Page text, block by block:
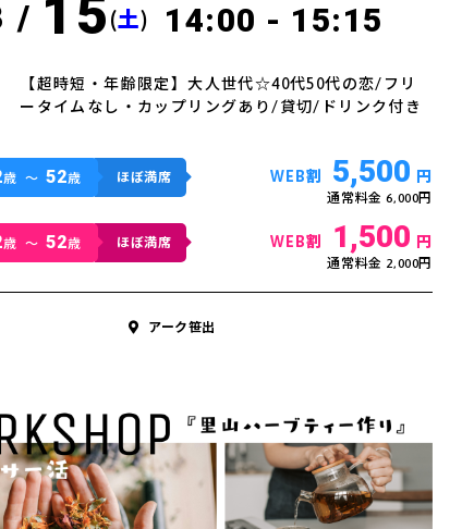
/ 15 (土) 14:00 - 15:15
【超時短・年齢限定】大人世代☆40代50代の恋/フリ
ータイムなし・カップリングあり/貸切/ドリンク付き
歳 〜52歳 ほぼ満席 WEB割 5,500 円
通常料金 6,000円
歳 〜52歳 ほぼ満席 WEB割 1,500 円
通常料金 2,000円
アーク笹出